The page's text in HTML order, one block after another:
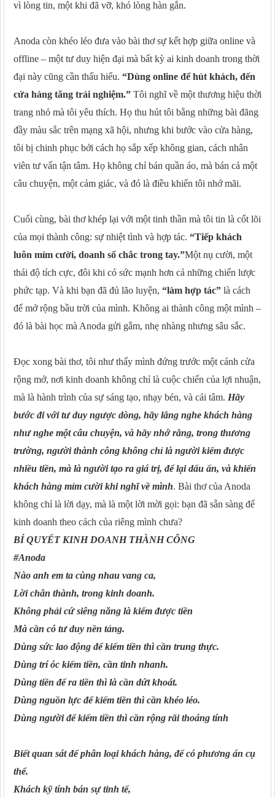
vì lòng tin, một khi đã vỡ, khó lòng hàn gắn.
Anoda còn khéo léo đưa vào bài thơ sự kết hợp giữa online và
offline – một tư duy hiện đại mà bất kỳ ai kinh doanh trong thời
đại này cũng cần thấu hiểu. “Dùng online để hút khách, đến
cửa hàng tăng trải nghiệm.” Tôi nghĩ về một thương hiệu thời
trang nhỏ mà tôi yêu thích. Họ thu hút tôi bằng những bài đăng
đầy màu sắc trên mạng xã hội, nhưng khi bước vào cửa hàng,
tôi bị chinh phục bởi cách họ sắp xếp không gian, cách nhân
viên tư vấn tận tâm. Họ không chỉ bán quần áo, mà bán cả một
câu chuyện, một cảm giác, và đó là điều khiến tôi nhớ mãi.
Cuối cùng, bài thơ khép lại với một tinh thần mà tôi tin là cốt lõi
của mọi thành công: sự nhiệt tình và hợp tác. “Tiếp khách
luôn mỉm cười, doanh số chắc trong tay.”Một nụ cười, một
thái độ tích cực, đôi khi có sức mạnh hơn cả những chiến lược
phức tạp. Và khi bạn đã đủ lão luyện, “làm hợp tác” là cách
để mở rộng bầu trời của mình. Không ai thành công một mình –
đó là bài học mà Anoda gửi gắm, nhẹ nhàng nhưng sâu sắc.
Đọc xong bài thơ, tôi như thấy mình đứng trước một cánh cửa
rộng mở, nơi kinh doanh không chỉ là cuộc chiến của lợi nhuận,
mà là hành trình của sự sáng tạo, nhạy bén, và cái tâm. Hãy
bước đi với tư duy ngược dòng, hãy lắng nghe khách hàng
như nghe một câu chuyện, và hãy nhớ rằng, trong thương
trường, người thành công không chỉ là người kiếm được
nhiều tiền, mà là người tạo ra giá trị, để lại dấu ấn, và khiến
khách hàng mỉm cười khi nghĩ về mình. Bài thơ của Anoda
không chỉ là lời dạy, mà là một lời mời gọi: bạn đã sẵn sàng để
kinh doanh theo cách của riêng mình chưa?
BÍ QUYẾT KINH DOANH THÀNH CÔNG
#Anoda
Nào anh em ta cùng nhau vang ca,
Lời chân thành, trong kinh doanh.
Không phải cứ siêng năng là kiếm được tiền
Mà cần có tư duy nền tảng.
Dùng sức lao động để kiếm tiền thì cần trung thực.
Dùng trí óc kiếm tiền, cần tinh nhanh.
Dùng tiền để ra tiền thì là cần dứt khoát.
Dùng nguồn lực để kiếm tiền thì cần khéo léo.
Dùng người để kiếm tiền thì cần rộng rãi thoáng tính
Biết quan sát để phân loại khách hàng, để có phương án cụ
thể.
Khách kỹ tính bán sự tinh tế,